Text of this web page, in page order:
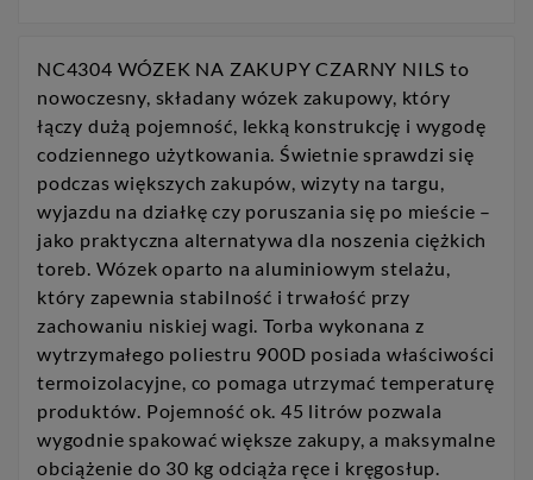
NC4304 WÓZEK NA ZAKUPY CZARNY NILS to
nowoczesny, składany wózek zakupowy, który
łączy dużą pojemność, lekką konstrukcję i wygodę
codziennego użytkowania. Świetnie sprawdzi się
podczas większych zakupów, wizyty na targu,
wyjazdu na działkę czy poruszania się po mieście –
jako praktyczna alternatywa dla noszenia ciężkich
toreb. Wózek oparto na aluminiowym stelażu,
który zapewnia stabilność i trwałość przy
zachowaniu niskiej wagi. Torba wykonana z
wytrzymałego poliestru 900D posiada właściwości
termoizolacyjne, co pomaga utrzymać temperaturę
produktów. Pojemność ok. 45 litrów pozwala
wygodnie spakować większe zakupy, a maksymalne
obciążenie do 30 kg odciąża ręce i kręgosłup.